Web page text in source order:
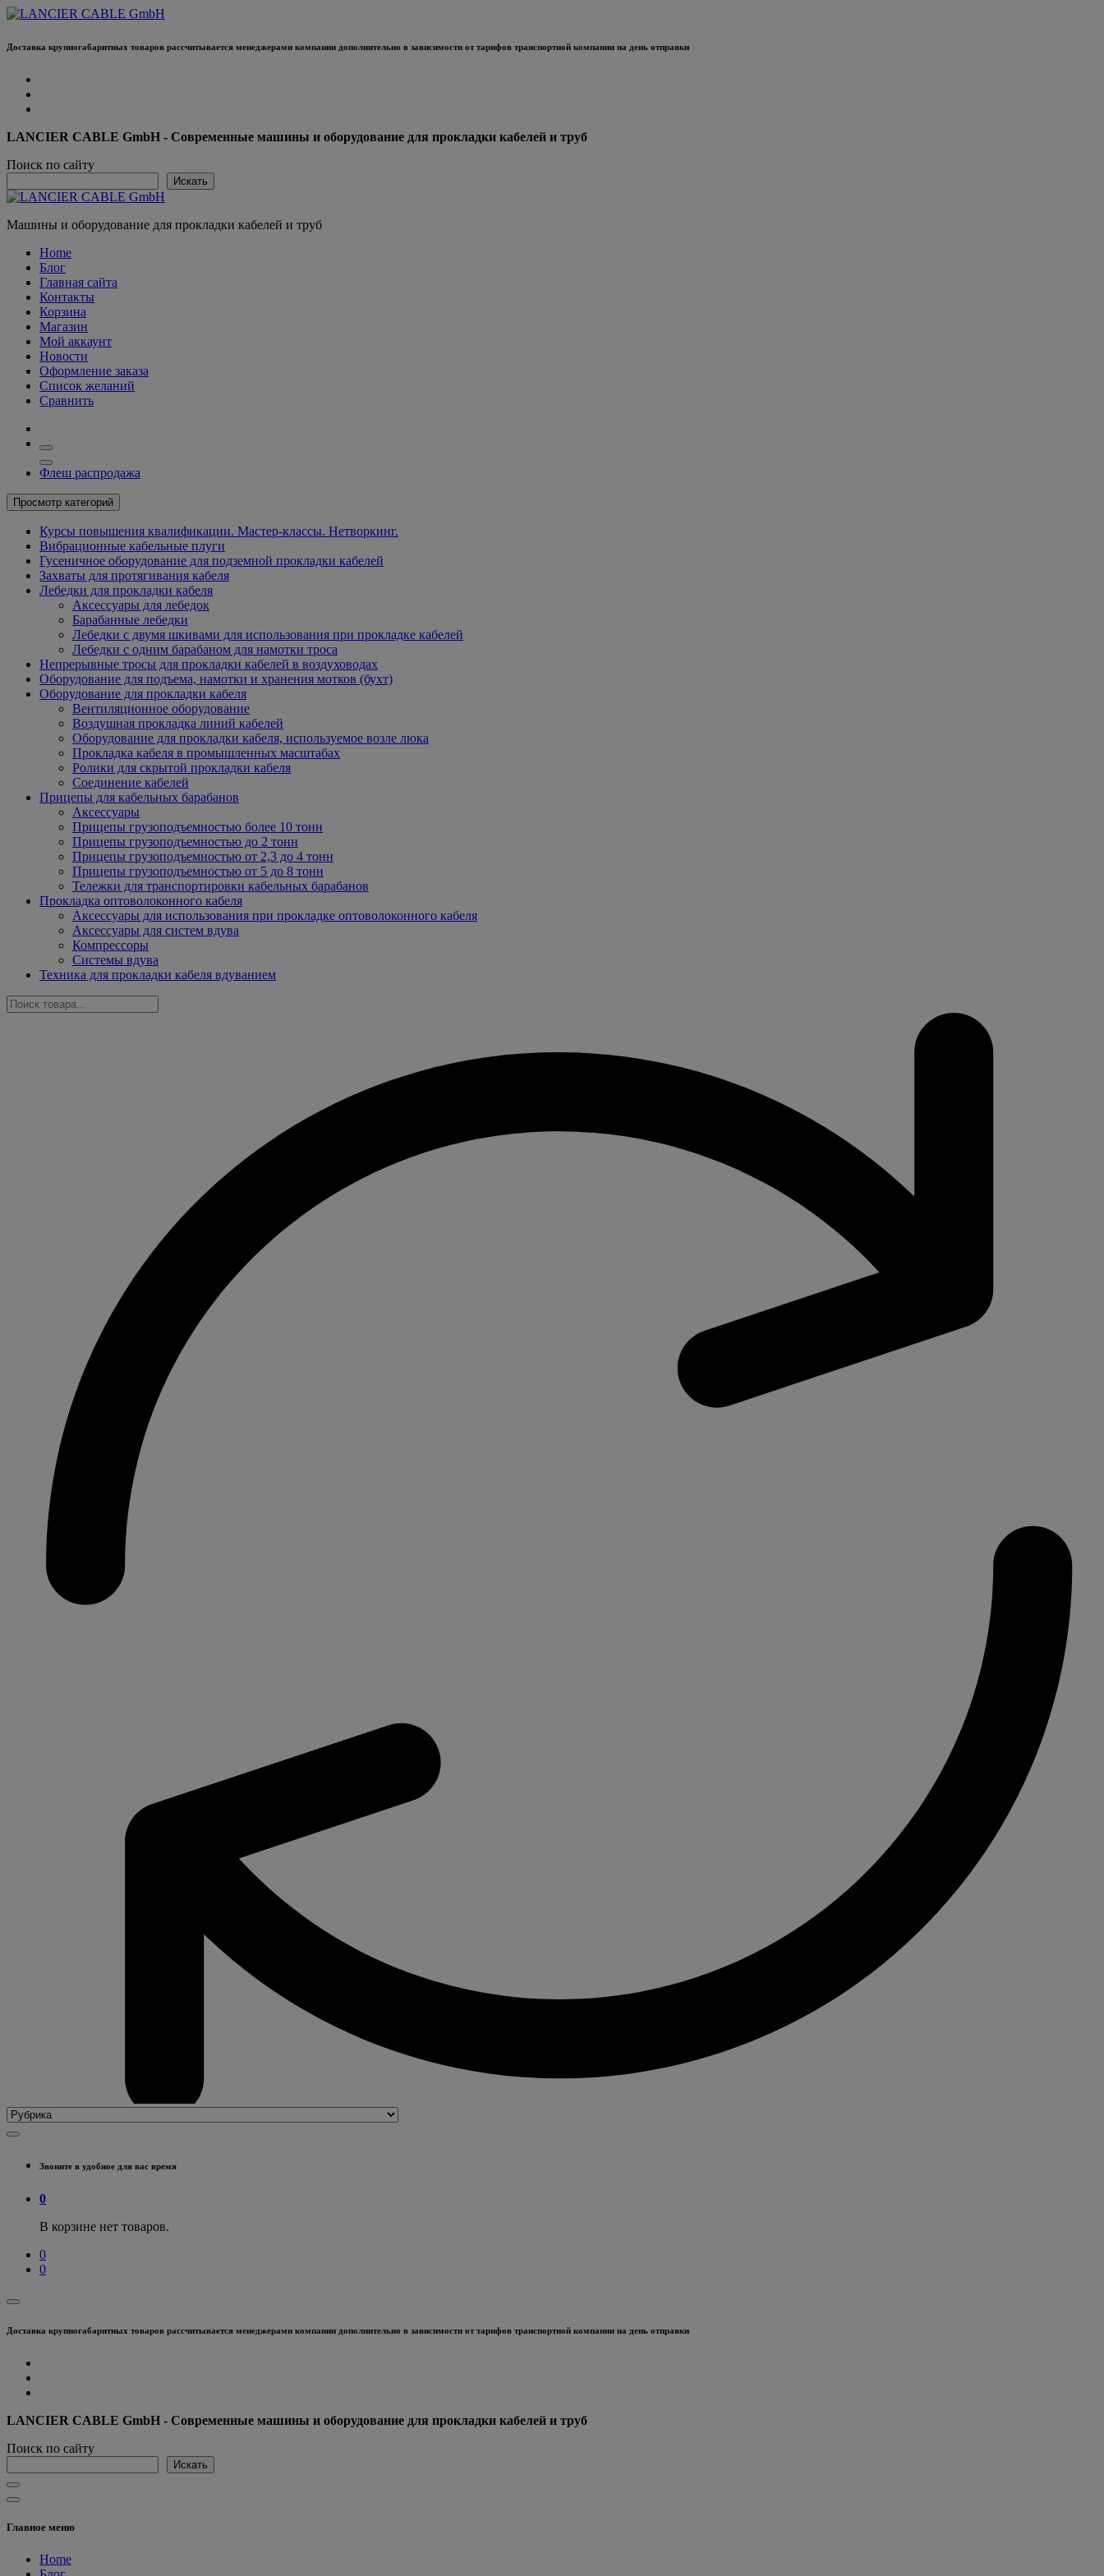
Перейти
содержанию
Доставка крупногабаритных товаров рассчитывается менеджерами компании дополнительно в зависимости от тарифов транспортной компании на день отправки
LANCIER CABLE GmbH - Современные машины и оборудование для прокладки кабелей и труб
Поиск по сайту
Искать
Машины и оборудование для прокладки кабелей и труб
Home
Блог
Главная сайта
Контакты
Корзина
Магазин
Мой аккаунт
Новости
Оформление заказа
Список желаний
Сравнить
Флеш распродажа
Просмотр категорий
Курсы повышения квалификации. Мастер-классы. Нетворкинг.
Вибрационные кабельные плуги
Гусеничное оборудование для подземной прокладки кабелей
Захваты для протягивания кабеля
Лебедки для прокладки кабеля
Аксессуары для лебедок
Барабанные лебедки
Лебедки с двумя шкивами для использования при прокладке кабелей
Лебедки с одним барабаном для намотки троса
Непрерывные тросы для прокладки кабелей в воздуховодах
Оборудование для подъема, намотки и хранения мотков (бухт)
Оборудование для прокладки кабеля
Вентиляционное оборудование
Воздушная прокладка линий кабелей
Оборудование для прокладки кабеля, используемое возле люка
Прокладка кабеля в промышленных масштабах
Ролики для скрытой прокладки кабеля
Соединение кабелей
Прицепы для кабельных барабанов
Аксессуары
Прицепы грузоподъемностью более 10 тонн
Прицепы грузоподъемностью до 2 тонн
Прицепы грузоподъемностью от 2,3 до 4 тонн
Прицепы грузоподъемностью от 5 до 8 тонн
Тележки для транспортировки кабельных барабанов
Прокладка оптоволоконного кабеля
Аксессуары для использования при прокладке оптоволоконного кабеля
Аксессуары для систем вдува
Компрессоры
Системы вдува
Техника для прокладки кабеля вдуванием
Звоните в удобное для вас время
0
В корзине нет товаров.
0
0
Доставка крупногабаритных товаров рассчитывается менеджерами компании дополнительно в зависимости от тарифов транспортной компании на день отправки
LANCIER CABLE GmbH - Современные машины и оборудование для прокладки кабелей и труб
Поиск по сайту
Искать
Главное меню
Home